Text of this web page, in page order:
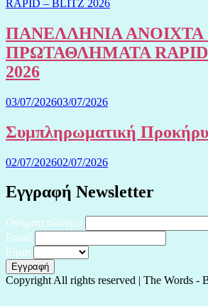
ΠΑΝΕΛΛΗΝΙΑ
ΠΡΩΤΑΘΛΗΜΑΤΑ RAPID
2026
03/07/202603/07/2026
Συμπληρωματική
02/07/202602/07/2026
Εγγραφή Newsletter
Ονοματεπώνυμο
Email
Είμαι
Copyright All rights reserved | The Words -